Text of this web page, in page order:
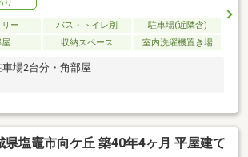
ー バス・トイレ別
駐車場(近隣含)
収納スペース 室内洗濯機置き場
場2台分・角部屋
県塩竈市向ケ丘 築40年4ヶ月 平屋建て